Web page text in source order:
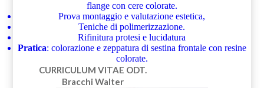
flange con cere colorate.
Prova montaggio e valutazione estetica,
Teniche di polimerizzazione.
Rifinitura protesi e lucidatura
Pratica: colorazione e zeppatura di sestina frontale con resine
colorate.
CURRICULUM VITAE ODT.
Bracchi Walter